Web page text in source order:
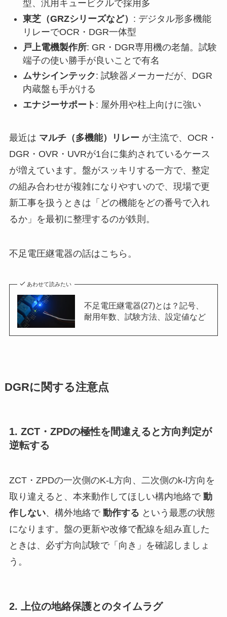
型、汎用キュービクルで採用多
東芝（GRZシリーズなど） : デジタル形多機能
リレーでOCR・DGR一体型
戸上電機製作所: GR・DGR専用機の老舗。試験
端子の使い勝手が良いことで有名
ムサシインテック: 試験器メーカーだが、DGR
内蔵盤も手がける
エナジーサポート : 屋外用や柱上向けに強い
最近は マルチ（多機能）リレー が主流で、OCR・
DGR・OVR・UVRが1台に集約されているケース
が増えています。盤がスッキリする一方で、整定
の組み合わせが複雑になりやすいので、現場で更
新工事を扱うときは「どの機能をどの番号で入れ
るか」を最初に整理するのが鉄則。
不足電圧継電器の話はこちら。
あわせて読みたい
不足電圧継電器(27)とは？記号、
耐用年数、試験方法、設定値など
DGRに関する注意点
1. ZCT・ZPDの極性を間違えると方向判定が
逆転する
ZCT・ZPDの一次側のK-L方向、二次側のk-l方向を
取り違えると、本来動作してほしい構内地絡で 動
作しない、構外地絡で 動作する という最悪の状態
になります。盤の更新や改修で配線を組み直した
ときは、必ず方向試験で「向き」を確認しましょ
う。
2. 上位の地絡保護とのタイムラグ